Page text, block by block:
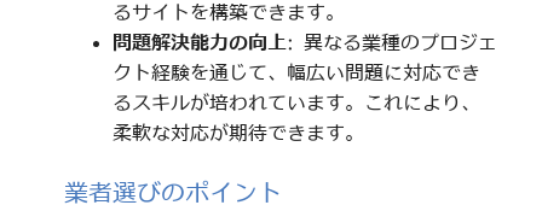
るサイトを構築できます。
問題解決能力の向上: 異なる業種のプロジェ
クト経験を通じて、幅広い問題に対応でき
るスキルが培われています。これにより、
柔軟な対応が期待できます。
業者選びのポイント